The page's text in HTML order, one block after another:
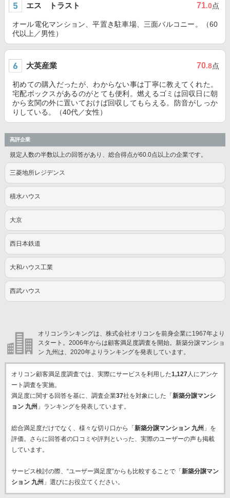
エス トラスト 71.0点
オール電化マンション、平置き駐車場、三面バルコニー。（60
代以上／男性）
大英産業 70.8点
初めての購入だったが、わからない事は丁寧に教えてくれた。
宅配ボックスがあるのがとても便利。燃えるゴミは回収日に朝
から玄関の外に置いておけば回収してもらえる。防音がしっか
りしている。（40代／女性）
高評企業
規定人数の半数以上の回答があり、総合得点が60.0点以上の企業です。
三菱地所レジデンス
積水ハウス
大京
西日本鉄道
大和ハウス工業
西武ハウス
オリコンランキングは、株式会社オリコンを前身企業に1967年より
スタート。2006年からは顧客満足度調査を開始。新築分譲マンショ
ン 九州は、2020年よりランキングを発表しています。
オリコン顧客満足度調査では、実際にサービスを利用した1,127人にアンケ
ート調査を実施。
満足度に関する回答を基に、調査企業37社を対象にした「 新築分譲マンシ
ョン 九州 」ランキングを発表しています。
総合満足度だけでなく、様々な切り口から「 新築分譲マンション 九州 」を
評価。さらに回答者の口コミや評判といった、実際のユーザーの声も掲載
しています。
サービス検討の際、“ユーザー満足度”からも比較することで「 新築分譲マン
ション 九州 」選びにお役立てください。